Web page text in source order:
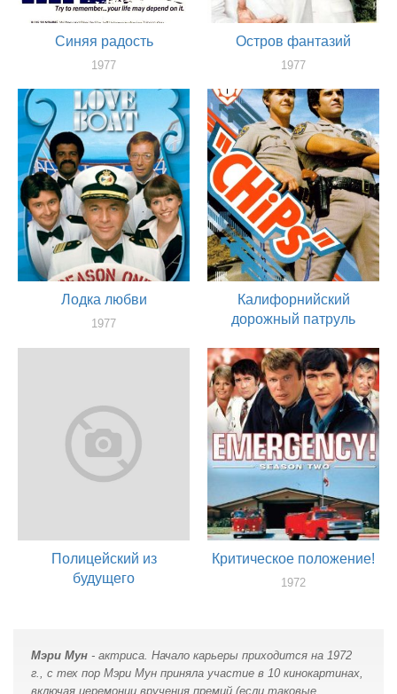
Синяя радость
1977
Остров фантазий
1977
Лодка любви
1977
Калифорнийский
дорожный патруль
актер
Полицейский из
будущего
Критическое положение!
1972
Мэри Мун - актриса. Начало карьеры приходится на 1972
г., с тех пор Мэри Мун принялa участие в 10 кинокартинах,
включая церемонии вручения премий (если таковые